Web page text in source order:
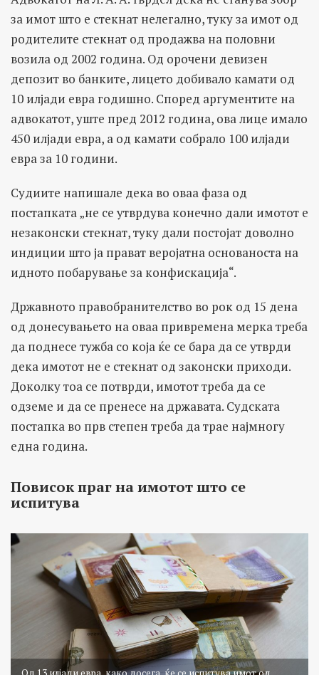
за имот што е стекнат нелегално, туку за имот од
родителите стекнат од продажва на половни
возила од 2002 година. Од орочени девизен
депозит во банките, лицето добивало камати од
10 илјади евра годишно. Според аргументите на
адвокатот, уште пред 2012 година, ова лице имало
450 илјади евра, а од камати собрало 100 илјади
евра за 10 години.
Судиите напишале дека во оваа фаза од
постапката „не се утврдува конечно дали имотот е
незаконски стекнат, туку дали постојат доволно
индиции што ја прават веројатна основаноста на
идното побарување за конфискација“.
Државното правобранителство во рок од 15 дена
од донесувањето на оваа привремена мерка треба
да поднесе тужба со која ќе се бара да се утврди
дека имотот не е стекнат од законски приходи.
Доколку тоа се потврди, имотот треба да се
одземе и да се пренесе на државата. Судската
постапка во прв степен треба да трае најмногу
една година.
Повисок праг на имотот што се
испитува